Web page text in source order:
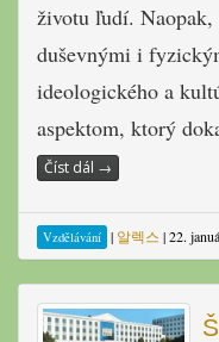
životu ľudí.
duševnými i
ideologického a
aspektom, ktorý
Číst dál →
Vzdělávání | 알렉스 |22.